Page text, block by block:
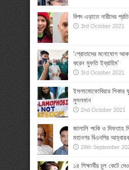
বিপদ এড়াতে নারীদের
3rd October 2021
‘শ্রোতাদের মনোযোগ
করেন মুফতি ইব্রাহিম’
3rd October 2021
ইসলামোফোবিয়ার শিকার
মুসলমান
2nd October 2021
জালালি পংকি ও মিফতাহ
মহানগর বিএনপির
29th September
১৪ শিক্ষার্থীর চুল কেটে